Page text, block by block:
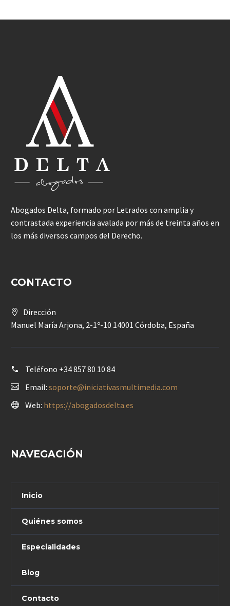
Abogados Delta, formado por Letrados con amplia y
contrastada experiencia avalada por más de treinta años en
los más diversos campos del Derecho.
CONTACTO
Dirección
Manuel María Arjona, 2-1º-10 14001 Córdoba, España
Teléfono +34 857 80 10 84
Email: soporte@iniciativasmultimedia.com
Web: https://abogadosdelta.es
NAVEGACIÓN
Inicio
Quiénes somos
Especialidades
Blog
Contacto